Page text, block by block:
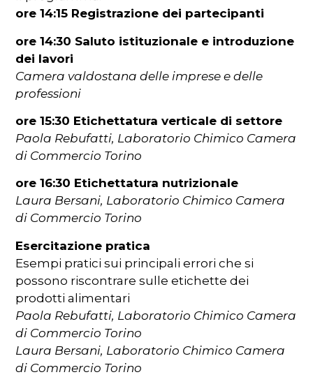
ore 14:15 Registrazione dei partecipanti
ore 14:30 Saluto istituzionale e introduzione
dei lavori
Camera valdostana delle imprese e delle
professioni
ore 15:30 Etichettatura verticale di settore
Paola Rebufatti, Laboratorio Chimico Camera
di Commercio Torino
ore 16:30 Etichettatura nutrizionale
Laura Bersani, Laboratorio Chimico Camera
di Commercio Torino
Esercitazione pratica
Esempi pratici sui principali errori che si
possono riscontrare sulle etichette dei
prodotti alimentari
Paola Rebufatti, Laboratorio Chimico Camera
di Commercio Torino
Laura Bersani, Laboratorio Chimico Camera
di Commercio Torino